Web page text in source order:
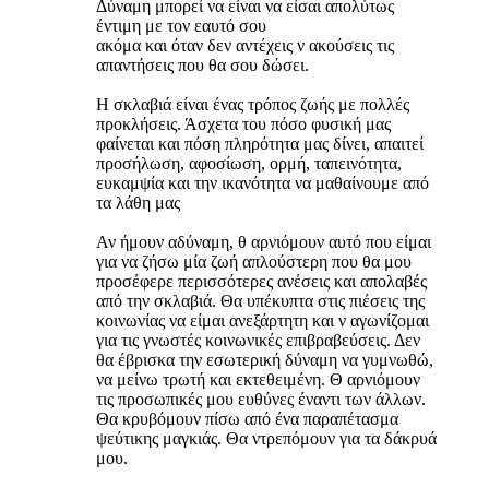
Δύναμη μπορεί να είναι να είσαι απολύτως
έντιμη με τον εαυτό σου
ακόμα και όταν δεν αντέχεις ν ακούσεις τις
απαντήσεις που θα σου δώσει.
Η σκλαβιά είναι ένας τρόπος ζωής με πολλές
προκλήσεις. Άσχετα του πόσο φυσική μας
φαίνεται και πόση πληρότητα μας δίνει, απαιτεί
προσήλωση, αφοσίωση, ορμή, ταπεινότητα,
ευκαμψία και την ικανότητα να μαθαίνουμε από
τα λάθη μας
Αν ήμουν αδύναμη, θ αρνιόμουν αυτό που είμαι
για να ζήσω μία ζωή απλούστερη που θα μου
προσέφερε περισσότερες ανέσεις και απολαβές
από την σκλαβιά. Θα υπέκυπτα στις πιέσεις της
κοινωνίας να είμαι ανεξάρτητη και ν αγωνίζομαι
για τις γνωστές κοινωνικές επιβραβεύσεις. Δεν
θα έβρισκα την εσωτερική δύναμη να γυμνωθώ,
να μείνω τρωτή και εκτεθειμένη. Θ αρνιόμουν
τις προσωπικές μου ευθύνες έναντι των άλλων.
Θα κρυβόμουν πίσω από ένα παραπέτασμα
ψεύτικης μαγκιάς. Θα ντρεπόμουν για τα δάκρυά
μου.